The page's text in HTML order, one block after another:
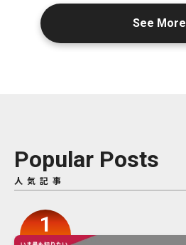
See More
Popular Posts
人気記事